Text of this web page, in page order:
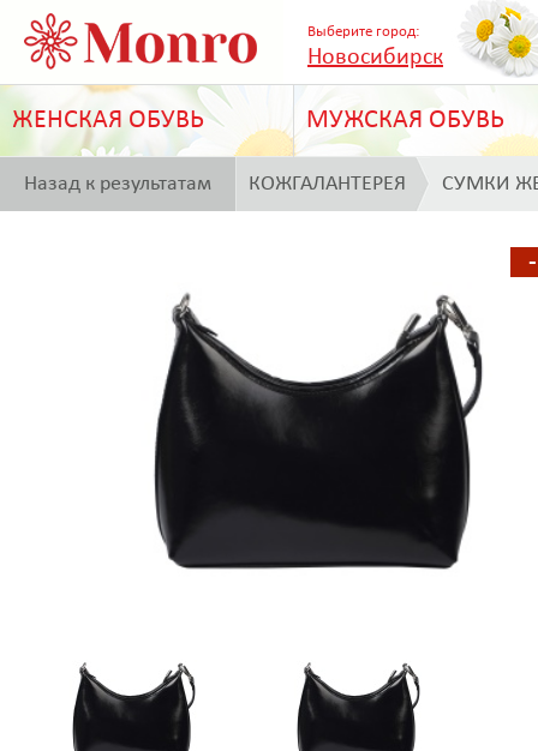
Выберите город:
Новосибирск
ЖЕНСКАЯ ОБУВЬ МУЖСКАЯ ОБУВЬ
Назад к результатам КОЖГАЛАНТЕРЕЯ СУМКИ